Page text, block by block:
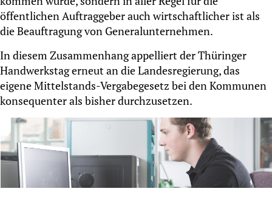
öffentlichen Auftraggeber auch wirtschaftlicher ist als
die Beauftragung von Generalunternehmen.
In diesem Zusammenhang appelliert der Thüringer
Handwerkstag erneut an die Landesregierung, das
eigene Mittelstands-Vergabegesetz bei den Kommunen
konsequenter als bisher durchzusetzen.